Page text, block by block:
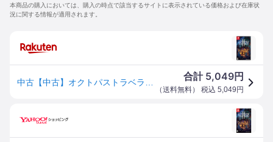
本商品の購入においては、購入の時点で該当するサイトに表示されている価格および在庫状
況に関する情報が適用されます。
合計 5,049円
（送料無料） 税込 5,049 円